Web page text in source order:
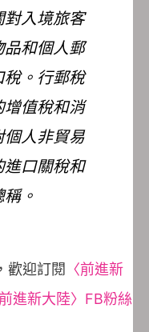
對入境旅客
品和個人郵
稅。行郵稅
增值稅和消
個人非貿易
進口關稅和
。
歡迎訂閱 〈前進新
前進新大陸〉FB粉絲